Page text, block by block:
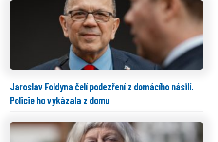
Jaroslav Foldyna čelí podezření z domácího násilí.
Policie ho vykázala z domu